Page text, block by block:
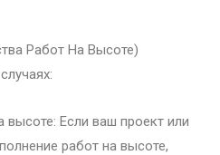
Работ На Высоте)
высоте: Если ваш проект или
работ на высоте,